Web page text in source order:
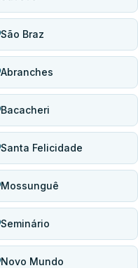
São Braz
Abranches
Bacacheri
Santa Felicidade
Mossunguê
Seminário
Novo Mundo